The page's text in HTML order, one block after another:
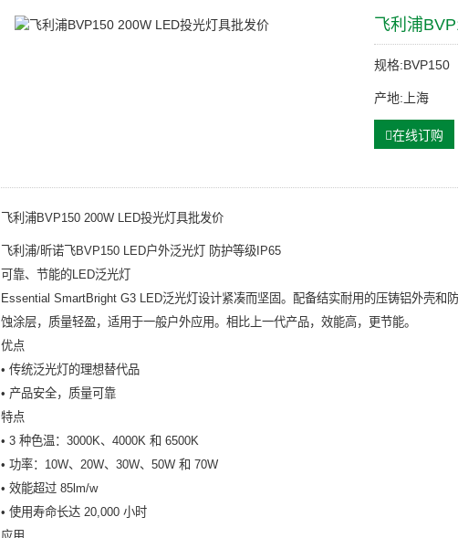
飞利浦
规格:BVP150
产地:上海
在线订购
飞利浦BVP150 200W LED投光灯具批发价
飞利浦/昕诺飞BVP150 LED户外泛光灯 防护等级IP65
可靠、节能的LED泛光灯
Essential SmartBright G3 LED泛光灯设计紧凑而坚固。配备结实耐用的压铸铝外壳和
蚀涂层，质量轻盈，适用于一般户外应用。相比上一代产品，效能高，更节能。
优点
• 传统泛光灯的理想替代品
• 产品安全，质量可靠
特点
• 3 种色温：3000K、4000K 和 6500K
• 功率：10W、20W、30W、50W 和 70W
• 效能超过 85lm/w
• 使用寿命长达 20,000 小时